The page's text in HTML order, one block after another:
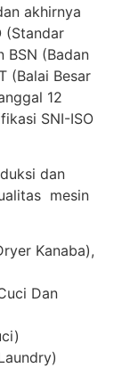
akhirnya
(Standar
BSN (Badan
(Balai Besar
12
SNI-ISO
dan
mesin
Kanaba),
Dan